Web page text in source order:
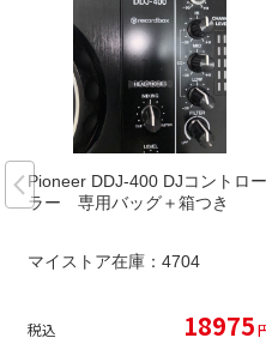
Pioneer DDJ-400 DJコントロー
ラー 専用バッグ＋箱つき
マイストア在庫： 4704
税込 18975